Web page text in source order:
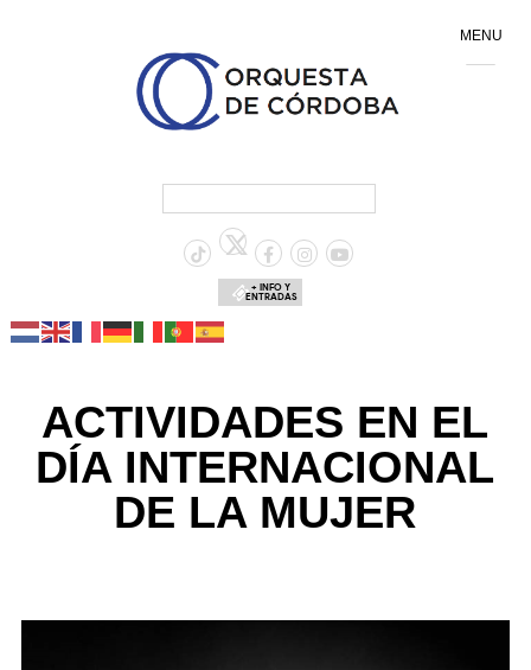
+ INFO Y
ENTRADAS
ACTIVIDADES EN EL
DÍA INTERNACIONAL
DE LA MUJER
MENU